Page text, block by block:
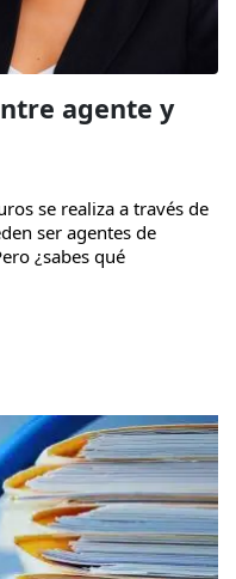
agente y
se realiza a través de
ser agentes de
¿sabes qué